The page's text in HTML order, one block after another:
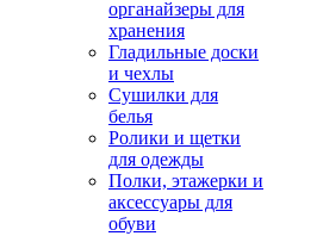
органайзеры для
хранения
Гладильные доски
и чехлы
Сушилки для
белья
Ролики и щетки
для одежды
Полки, этажерки и
аксессуары для
обуви